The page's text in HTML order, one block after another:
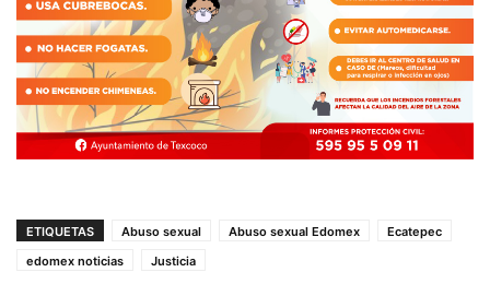
ETIQUETAS Abuso sexual Abuso sexual Edomex
Ecatepec
edomex noticias
Justicia